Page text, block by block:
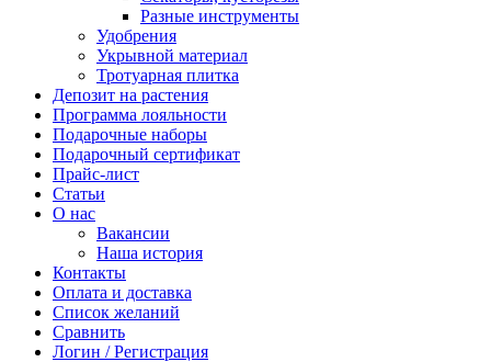
Разные инструменты
Удобрения
Укрывной материал
Тротуарная плитка
Депозит на растения
Программа лояльности
Подарочные наборы
Подарочный сертификат
Прайс-лист
Статьи
О нас
Вакансии
Наша история
Контакты
Оплата и доставка
Список желаний
Сравнить
Логин / Регистрация